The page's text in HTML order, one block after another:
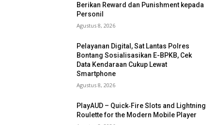
Berikan Reward dan Punishment kepada
Personil
Agustus 8, 2026
Pelayanan Digital, Sat Lantas Polres
Bontang Sosialisasikan E-BPKB, Cek
Data Kendaraan Cukup Lewat
Smartphone
Agustus 8, 2026
PlayAUD – Quick‑Fire Slots and Lightning
Roulette for the Modern Mobile Player